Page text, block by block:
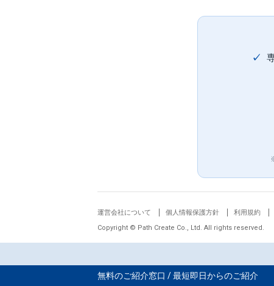
✓
運営会社について 個人情報保護方針 利用規約
Copyright © Path Create Co., Ltd. All rights reserved.
無料のご紹介窓口 / 最短即日からのご紹介